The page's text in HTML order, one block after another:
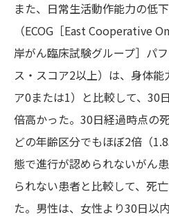
また、日常生活動作能力の低
（ECOG［East Cooperative
岸がん臨床試験グループ］パ
ス・スコア2以上）は、身体能
ア0または1）と比較して、30
倍高かった。30日経過時点の
どの年齢区分でもほぼ2倍（
態で進行が認められないがん
られない患者と比較して、死
た。男性は、女性より30日以